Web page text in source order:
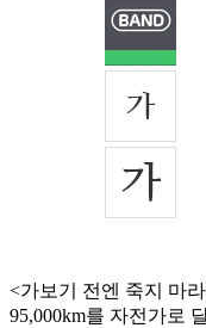
<가보기 전엔 죽지 마
95,000km를 자전가로